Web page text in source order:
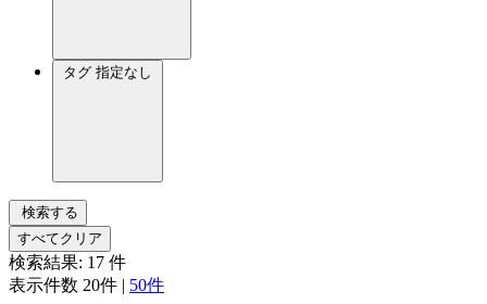
タグ 指定なし
検索する
すべてクリア
検索結果: 17 件
表示件数 20件 | 50件